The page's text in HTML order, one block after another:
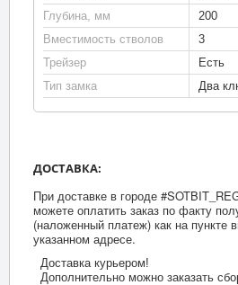
Глубина, мм
200
Вместимость стволов
3
Трейзер
Есть
Тип замка
Два
ДОСТАВКА:
При доставке в городе
можете оплатить заказ по факту
(наложенный платеж) как на пункте
указанном адресе.
Доставка курьером!
Дополнительно можно заказать